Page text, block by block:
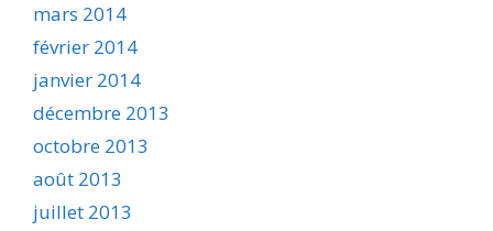
mars 2014
février 2014
janvier 2014
décembre 2013
octobre 2013
août 2013
juillet 2013